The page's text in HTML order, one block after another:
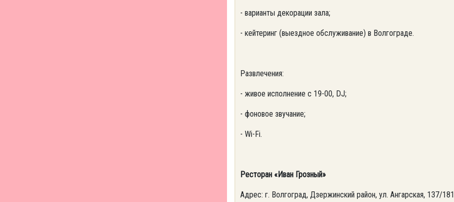
- варианты декорации зала;
- кейтеринг (выездное обслуживание) в Волгограде.
Развлечения:
- живое исполнение с 19-00, DJ;
- фоновое звучание;
- Wi-Fi.
Ресторан «Иван Грозный»
Адрес: г. Волгоград, Дзержинский район, ул. Ангарская, 137/181